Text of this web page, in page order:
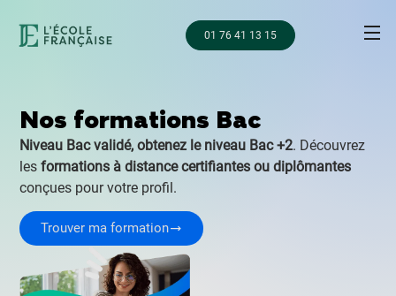
01 76 41 13 15
Nos formations Bac
Niveau Bac validé, obtenez le niveau Bac +2. Découvrez
lesformations à distance certifiantes ou diplômantes
conçues pour votre profil.
Trouver ma formation